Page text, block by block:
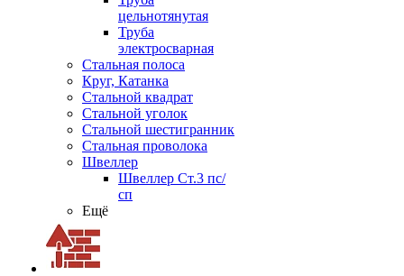
цельнотянутая
Труба
электросварная
Стальная полоса
Круг, Катанка
Стальной квадрат
Стальной уголок
Стальной шестигранник
Стальная проволока
Швеллер
Швеллер Ст.3 пс/
сп
Ещё